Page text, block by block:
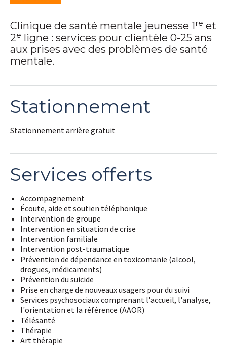
Clinique de santé mentale jeunesse 1re et
2e ligne : services pour clientèle 0-25 ans
aux prises avec des problèmes de santé
mentale.
Stationnement
Stationnement arrière gratuit
Services offerts
Accompagnement
Écoute, aide et soutien téléphonique
Intervention de groupe
Intervention en situation de crise
Intervention familiale
Intervention post-traumatique
Prévention de dépendance en toxicomanie (alcool,
drogues, médicaments)
Prévention du suicide
Prise en charge de nouveaux usagers pour du suivi
Services psychosociaux comprenant l'accueil, l'analyse,
l'orientation et la référence (AAOR)
Télésanté
Thérapie
Art thérapie